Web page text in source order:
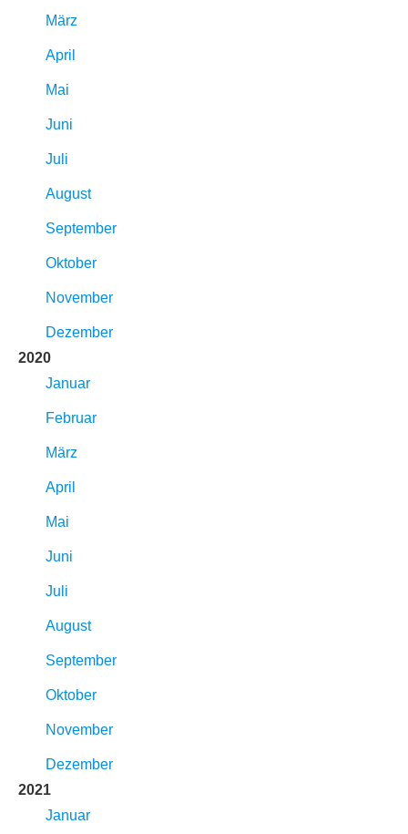
März
April
Mai
Juni
Juli
August
September
Oktober
November
Dezember
2020
Januar
Februar
März
April
Mai
Juni
Juli
August
September
Oktober
November
Dezember
2021
Januar